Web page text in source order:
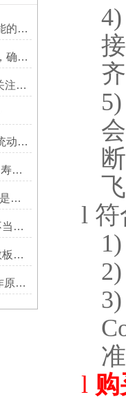
Blacoh脉冲阻尼器对系统性能的影响分析
正确保养Blacoh脉冲阻尼器，确保长期稳定运行
在购买Carver压力机时，应关注哪些性能指标？
Blacoh脉冲阻尼器对机械系统动态特性的影响分析
延长 Blacoh 脉冲阻尼器使用寿命的维护技巧大公开
Tri-ClampGasket垫圈安装时是否需要涂抹润滑剂或密封脂？
Tri-Clamp Gasket垫圈安装不当导致的泄漏问题及预防
如何清洁和保养Hausser计数板，避免划伤网格线？
Crosstex灭菌指示标签的工作原理：变色反应机制详解
4)
5)
l 符
1)
2)
3)
l